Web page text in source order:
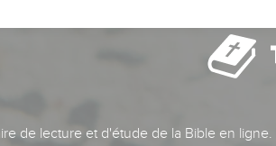
de lecture et d'étude de la Bible en